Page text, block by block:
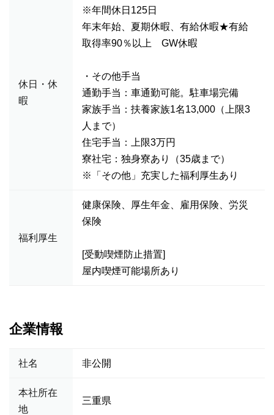
休日・休
暇
※年間休日125日
年末年始、夏期休暇、有給休暇★有給
取得率90％以上 GW休暇
・その他手当
通勤手当：車通勤可能。駐車場完備
家族手当：扶養家族1名13,000（上限3
人まで）
住宅手当：上限3万円
寮社宅：独身寮あり（35歳まで）
※「その他」充実した福利厚生あり
福利厚生
健康保険、厚生年金、雇用保険、労災
保険
[受動喫煙防止措置]
屋内喫煙可能場所あり
企業情報
社名 非公開
本社所在
地
三重県